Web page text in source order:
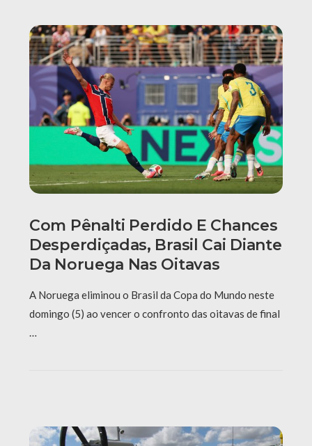
Com Pênalti Perdido E Chances
Desperdiçadas, Brasil Cai Diante
Da Noruega Nas Oitavas
A Noruega eliminou o Brasil da Copa do Mundo neste
domingo (5) ao vencer o confronto das oitavas de final
…